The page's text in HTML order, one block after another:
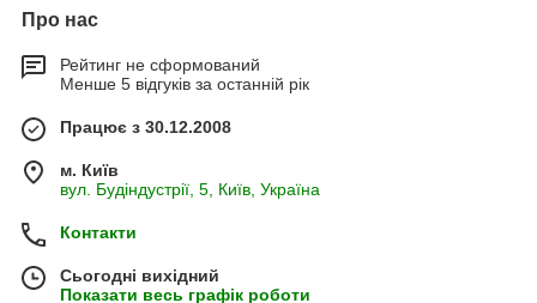
Про нас
Рейтинг не сформований
Менше 5 відгуків за останній рік
Працює з 30.12.2008
м. Київ
вул. Будіндустрії, 5, Київ, Україна
Контакти
Сьогодні вихідний
Показати весь графік роботи